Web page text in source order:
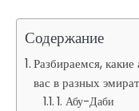
Содержание
Разбираемся,
вас в разных
1. Абу-Даби